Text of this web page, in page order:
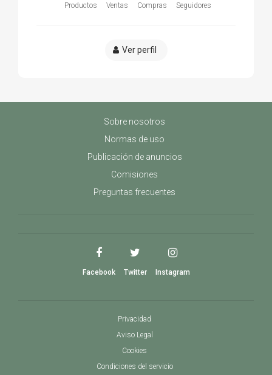
Productos Ventas Compras Seguidores
Ver perfil
Sobre nosotros
Normas de uso
Publicación de anuncios
Comisiones
Preguntas frecuentes
Facebook Twitter Instagram
Privacidad
Aviso Legal
Cookies
Condiciones del servicio